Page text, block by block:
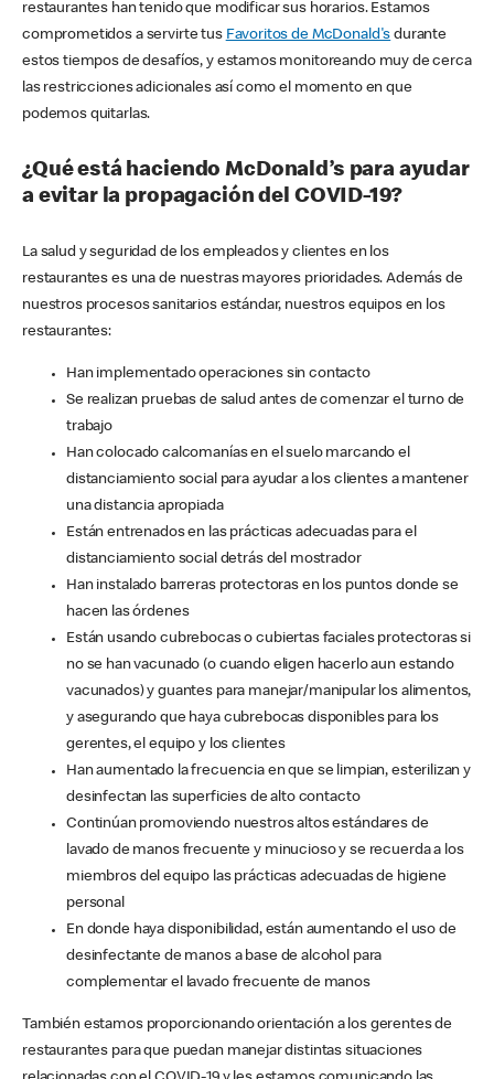
restaurantes han tenido que modificar sus horarios. Estamos
comprometidos a servirte tus Favoritos de McDonald's durante
estos tiempos de desafíos, y estamos monitoreando muy de cerca
las restricciones adicionales así como el momento en que
podemos quitarlas.
¿Qué está haciendo McDonald’s para ayudar
a evitar la propagación del COVID-19?
La salud y seguridad de los empleados y clientes en los
restaurantes es una de nuestras mayores prioridades. Además de
nuestros procesos sanitarios estándar, nuestros equipos en los
restaurantes:
Han implementado operaciones sin contacto
Se realizan pruebas de salud antes de comenzar el turno de
trabajo
Han colocado calcomanías en el suelo marcando el
distanciamiento social para ayudar a los clientes a mantener
una distancia apropiada
Están entrenados en las prácticas adecuadas para el
distanciamiento social detrás del mostrador
Han instalado barreras protectoras en los puntos donde se
hacen las órdenes
Están usando cubrebocas o cubiertas faciales protectoras si
no se han vacunado (o cuando eligen hacerlo aun estando
vacunados) y guantes para manejar/manipular los alimentos,
y asegurando que haya cubrebocas disponibles para los
gerentes, el equipo y los clientes
Han aumentado la frecuencia en que se limpian, esterilizan y
desinfectan las superficies de alto contacto
Continúan promoviendo nuestros altos estándares de
lavado de manos frecuente y minucioso y se recuerda a los
miembros del equipo las prácticas adecuadas de higiene
personal
En donde haya disponibilidad, están aumentando el uso de
desinfectante de manos a base de alcohol para
complementar el lavado frecuente de manos
También estamos proporcionando orientación a los gerentes de
restaurantes para que puedan manejar distintas situaciones